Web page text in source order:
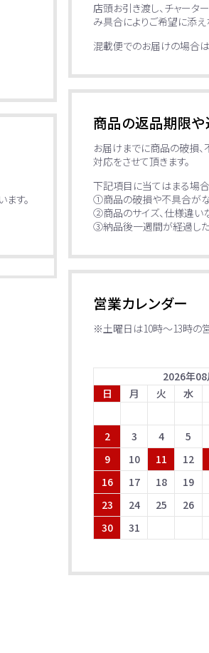
店頭お引き渡し、チャー
み具合によりご希望に添
混載便でのお届けの場合は
商品の返品期限
お届けまでに商品の破損
対応をさせて頂きます。
下記項目に当てはまる場
①商品の破損や不具合が
②商品のサイズ、仕様違い
③納品後一週間が経過し
す。
営業カレンダー
※土曜日は10時～13時の営
2026年08
日
月 火 水
2
3 4 5
9
10 11 12
16
17 18 19
23
24 25 26
30
31